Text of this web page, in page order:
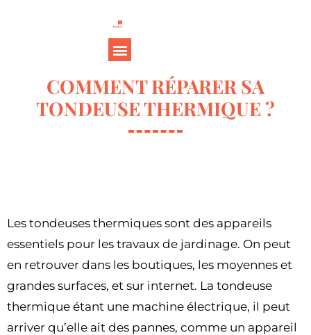
COMMENT RÉPARER SA
TONDEUSE THERMIQUE ?
Les tondeuses thermiques sont des appareils
essentiels pour les travaux de jardinage. On peut
en retrouver dans les boutiques, les moyennes et
grandes surfaces, et sur internet. La tondeuse
thermique étant une machine électrique, il peut
arriver qu’elle ait des pannes, comme un appareil